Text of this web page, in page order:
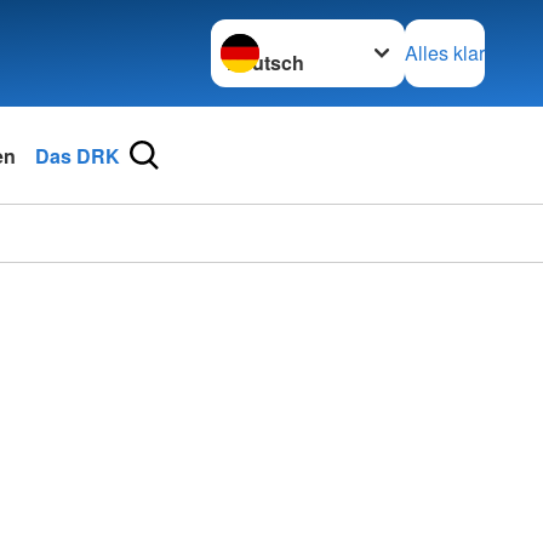
Sprache wechseln zu
Alles klar
Das DRK